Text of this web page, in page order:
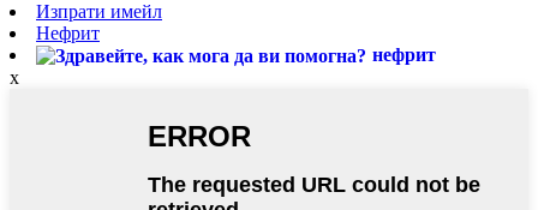
Изпрати имейл
Нефрит
нефрит
x